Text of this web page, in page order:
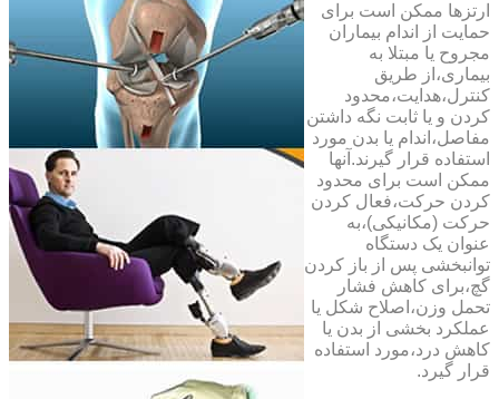
ارتزها ممکن است برای
حمایت از اندام بیماران
مجروح یا مبتلا به
بیماری،از طریق
کنترل،هدایت،محدود
کردن و یا ثابت نگه داشتن
مفاصل،اندام یا بدن مورد
استفاده قرار گیرند.آنها
ممکن است برای محدود
کردن حرکت،فعال کردن
حرکت (مکانیکی)،به
عنوان یک دستگاه
توانبخشی پس از باز کردن
گچ،برای کاهش فشار
تحمل وزن،اصلاح شکل یا
عملکرد بخشی از بدن یا
کاهش درد،مورد استفاده
قرار گیرد.